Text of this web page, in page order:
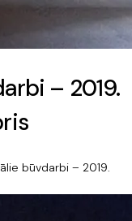
– 2019.
būvdarbi – 2019.